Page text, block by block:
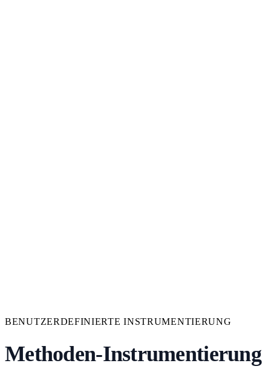
BENUTZERDEFINIERTE INSTRUMENTIERUNG
Methoden-Instrumentierung